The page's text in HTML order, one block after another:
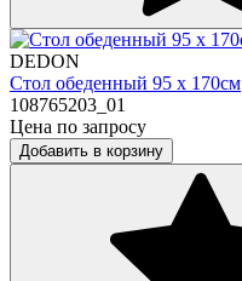
DEDON
Стол обеденный 95 х 170см
108765203_01
Цена по запросу
Добавить в корзину